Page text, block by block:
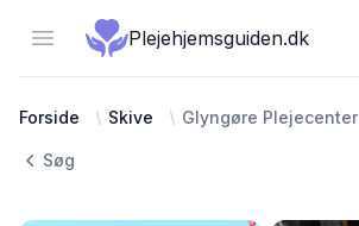
Open menuPlejehjemsguiden.dk
Forside Skive Glyngøre Plejecenter
Søg